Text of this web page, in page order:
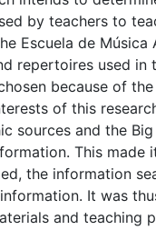
by teachers to
Escuela de
repertoires used in
because of
of this
sources and the
This made
the information
It was
and teaching